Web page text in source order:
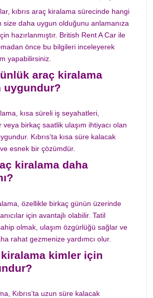
kıbrıs araç kiralama sürecinde hangi
size daha uygun olduğunu anlamanıza
hazırlanmıştır. British Rent A Car ile
önce bu bilgileri inceleyerek
yapabilirsiniz.
araç kiralama
uygundur?
kısa süreli iş seyahatleri,
birkaç saatlik ulaşım ihtiyacı olan
Kıbrıs’ta kısa süre kalacak
esnek bir çözümdür.
kiralama daha
özellikle birkaç günün üzerinde
için avantajlı olabilir. Tatil
olmak, ulaşım özgürlüğü sağlar ve
rahat gezmenize yardımcı olur.
kiralama kimler için
Kıbrıs’ta uzun süre kalacak